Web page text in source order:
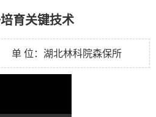
育关键技术
位：湖北林科院森保所